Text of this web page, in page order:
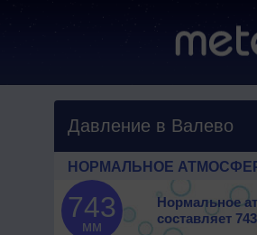
Давление в Валево
НОРМАЛЬНОЕ
743
мм
Нормальное
составляет